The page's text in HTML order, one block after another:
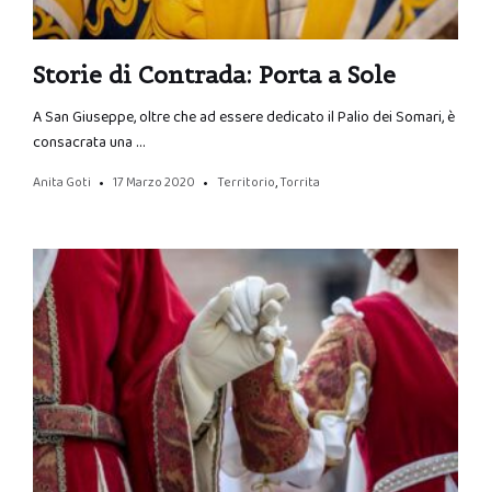
Storie di Contrada: Porta a Sole
A San Giuseppe, oltre che ad essere dedicato il Palio dei Somari, è
consacrata una …
Anita Goti 17 Marzo 2020 Territorio,Torrita